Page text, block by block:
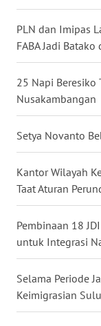
PLN dan Imipas
FABA Jadi
25 Napi Beresiko
Nusakambangan
Setya Novanto
Kantor Wilayah
Taat Aturan
Pembinaan 18
untuk Integrasi
Selama Periode
Keimigrasian
KALTENG
WN
WN
WN
WN
GORONTALO
WN
SULUT